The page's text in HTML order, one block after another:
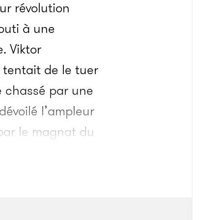
révolution
à une
Viktor
tentait de le tuer
chassé par une
l’ampleur
le magnat du